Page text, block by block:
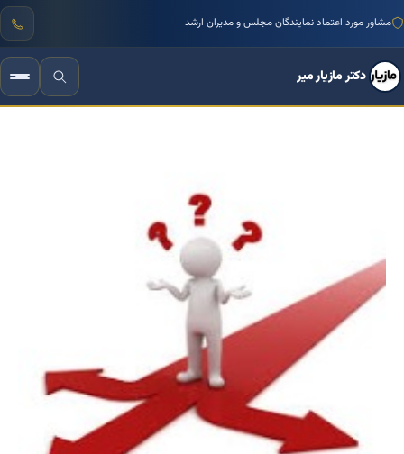
منتور بیش از ۱۰۰۰ کسب‌وکار ایرانی
دکتر مازیار میر